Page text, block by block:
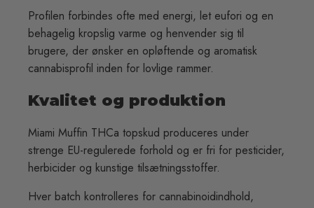
Profilen forbindes ofte med energi, let eufori og en
behagelig kropslig varme og henvender sig til
brugere, der ønsker en opløftende og aromatisk
cannabisprofil inden for lovlige rammer.
Kvalitet og produktion
Miami Muffin THCa topskud produceres under
strenge EU-regulerede forhold og er fri for pesticider,
herbicider og kunstige tilsætningsstoffer.
Hver batch kontrolleres for cannabinoidindhold,